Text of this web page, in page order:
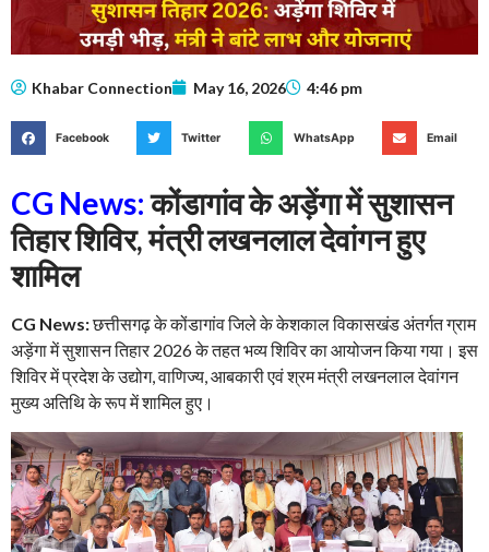
Khabar Connection May 16, 2026 4:46 pm
Facebook Twitter WhatsApp Email
CG News:कोंडागांव के अड़ेंगा में सुशासन
तिहार शिविर, मंत्री लखनलाल देवांगन हुए
शामिल
CG News:छत्तीसगढ़ के कोंडागांव जिले के केशकाल विकासखंड अंतर्गत ग्राम
अड़ेंगा में सुशासन तिहार 2026 के तहत भव्य शिविर का आयोजन किया गया। इस
शिविर में प्रदेश के उद्योग, वाणिज्य, आबकारी एवं श्रम मंत्री लखनलाल देवांगन
मुख्य अतिथि के रूप में शामिल हुए।